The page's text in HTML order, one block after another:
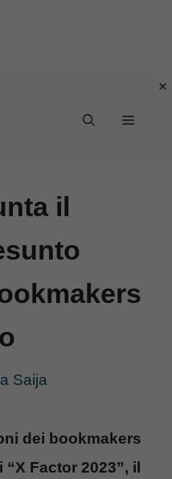
Menu
il
Saija
dei bookmakers
Factor 2023”, il